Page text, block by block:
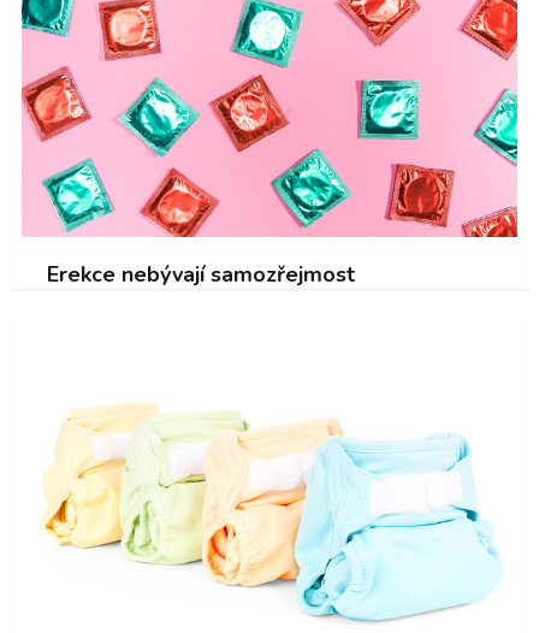
Erekce nebývají samozřejmost